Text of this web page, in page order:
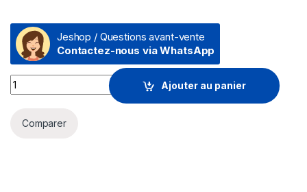
Jeshop / Questions avant-vente
Contactez-nous via WhatsApp
Système WiFi 6 TP-Link Deco X60 mesh AXE5400 pour
Ajouter au panier
Comparer